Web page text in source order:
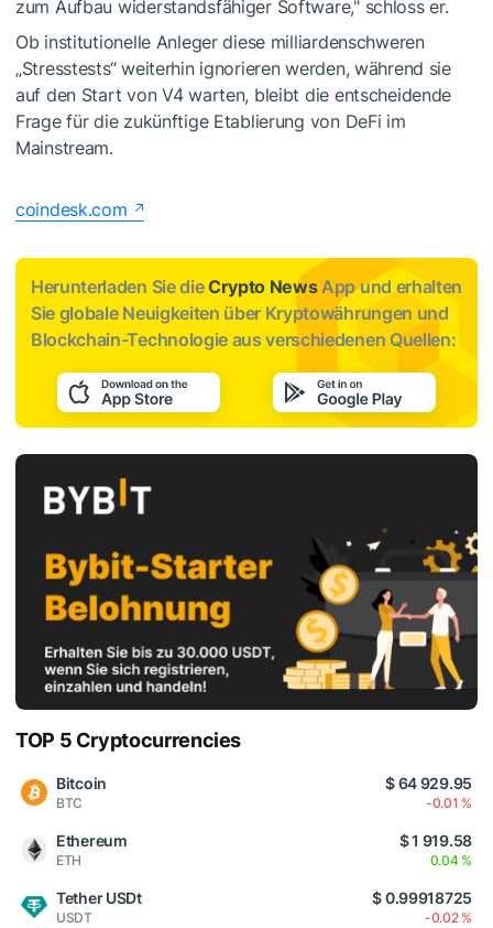
zum Aufbau widerstandsfähiger Software," schloss er.
​Ob institutionelle Anleger diese milliardenschweren
„Stresstests“ weiterhin ignorieren werden, während sie
auf den Start von V4 warten, bleibt die entscheidende
Frage für die zukünftige Etablierung von DeFi im
Mainstream.
coindesk.com
Herunterladen Sie dieCrypto NewsApp und erhalten
Sie globale Neuigkeiten über Kryptowährungen und
Blockchain-Technologie aus verschiedenen Quellen:
TOP 5 Cryptocurrencies
Bitcoin
BTC
$ 64 929.95
-0.01 %
Ethereum
ETH
$ 1 919.58
0.04 %
Tether USDt
USDT
$ 0.99918725
-0.02 %